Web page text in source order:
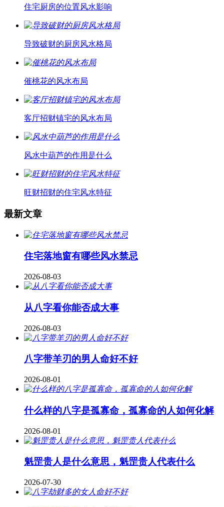
住宅厨房的位置风水影响
导致破财的厨房风水格局
催桃花的风水布局
客厅招财镇宅的风水布局
风水中葫芦的作用是什么
旺财招财的住宅风水特征
最新文章
住宅落地窗有哪些风水禁忌
2026-08-03
从八字看你能否成大事
2026-08-03
八字带羊刃的男人命好不好
2026-08-01
什么样的八字是孤寡命，孤寡命的人如何化解
2026-08-01
魁罡贵人是什么意思，魁罡贵人代表什么
2026-07-30